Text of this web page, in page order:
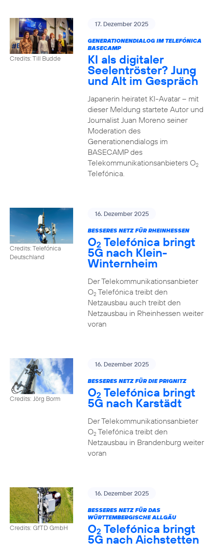
Credits: Till Budde
17. Dezember 2025
GENERATIONENDIALOG IM TELEFÓNICA
BASECAMP
KI als digitaler
Seelentröster? Jung
und Alt im Gespräch
Japanerin heiratet KI-Avatar – mit
dieser Meldung startete Autor und
Journalist Juan Moreno seiner
Moderation des
Generationendialogs im
BASECAMP des
Telekommunikationsanbieters O2
Telefónica.
Credits: Telefónica
Deutschland
16. Dezember 2025
BESSERES NETZ FÜR RHEINHESSEN
O2 Telefónica bringt
5G nach Klein-
Winternheim
Der Telekommunikationsanbieter
O2Telefónica treibt den
Netzausbau auch treibt den
Netzausbau in Rheinhessen weiter
voran
Credits: Jörg Borm
16. Dezember 2025
BESSERES NETZ FÜR DIE PRIGNITZ
O2 Telefónica bringt
5G nach Karstädt
Der Telekommunikationsanbieter
O2Telefónica treibt den
Netzausbau in Brandenburg weiter
voran
Credits: GfTD GmbH
16. Dezember 2025
BESSERES NETZ FÜR DAS
WÜRTTEMBERGISCHE ALLGÄU
O2 Telefónica bringt
5G nach Aichstetten